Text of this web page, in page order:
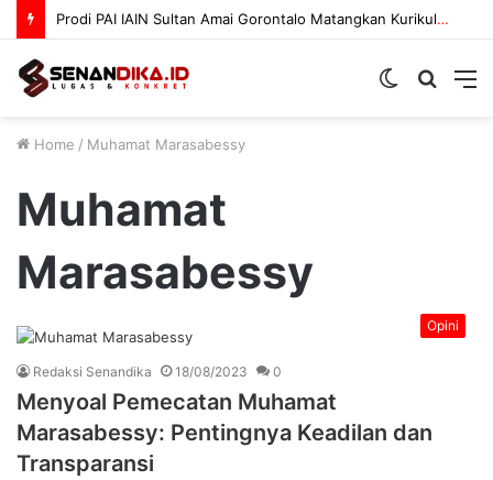
Prodi PAI IAIN Sultan Amai Gorontalo Matangkan Kurikulum OBE
Search
Switch
Home / Muhamat Marasabessy
Muhamat
Marasabessy
Opini
Redaksi Senandika 18/08/2023 0
Menyoal Pemecatan Muhamat
Marasabessy: Pentingnya Keadilan dan
Transparansi